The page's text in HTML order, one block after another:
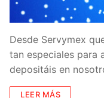
Desde Servymex
tan especiales para
depositáis en
LEER MÁS